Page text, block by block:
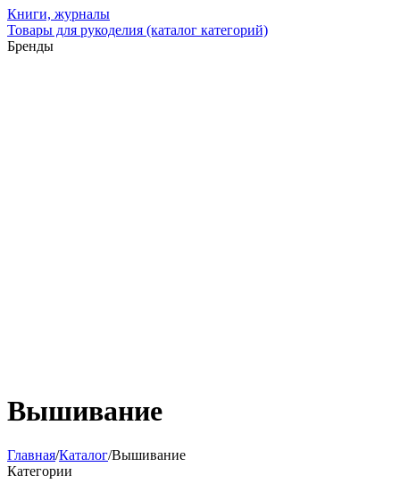
Книги, журналы
Товары для рукоделия (каталог категорий)
Бренды
Вышивание
Главная/Каталог/Вышивание
Категории